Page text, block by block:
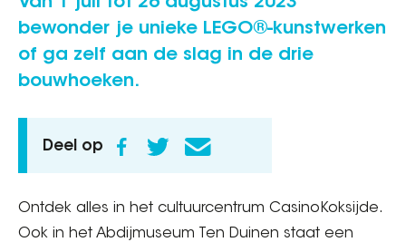
bewonder je unieke LEGO®-kunstwerken
of ga zelf aan de slag in de drie
bouwhoeken.
Deel op
Ontdek alles in het cultuurcentrum CasinoKoksijde.
Ook in het Abdijmuseum Ten Duinen staat een